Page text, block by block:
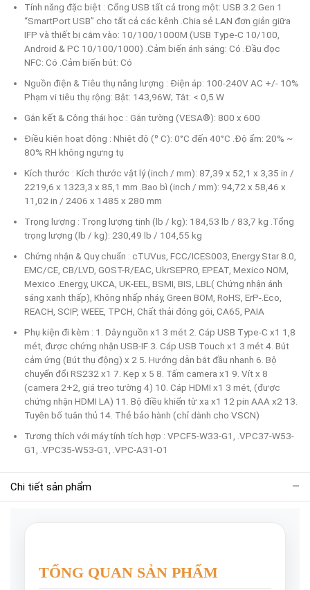
Tính năng đặc biệt : Cổng USB tất cả trong một: USB 3.2 Gen 1
“SmartPort USB” cho tất cả các kênh .Chia sẻ LAN đơn giản giữa
IFP và thiết bị cắm vào: 10/100/1000M (USB Type-C 10/100,
Android & PC 10/100/1000) .Cảm biến ánh sáng: Có .Đầu đọc
NFC: Có .Cảm biến bút: Có
Nguồn điện & Tiêu thụ năng lượng : Điện áp: 100-240V AC +/- 10%
Phạm vi tiêu thụ rộng: Bật: 143,96W; Tắt: < 0,5 W
Gắn kết & Công thái học : Gắn tường (VESA®): 800 x 600
Điều kiện hoạt động : Nhiệt độ (º C): 0°C đến 40°C .Độ ẩm: 20% ~
80% RH không ngưng tụ
Kích thước : Kích thước vật lý (inch / mm): 87,39 x 52,1 x 3,35 in /
2219,6 x 1323,3 x 85,1 mm .Bao bì (inch / mm): 94,72 x 58,46 x
11,02 in / 2406 x 1485 x 280 mm
Trọng lượng : Trọng lượng tịnh (lb / kg): 184,53 lb / 83,7 kg .Tổng
trọng lượng (lb / kg): 230,49 lb / 104,55 kg
Chứng nhận & Quy chuẩn : cTUVus, FCC/ICES003, Energy Star 8.0,
EMC/CE, CB/LVD, GOST-R/EAC, UkrSEPRO, EPEAT, Mexico NOM,
Mexico .Energy, UKCA, UK-EEL, BSMI, BIS, LBL( Chứng nhận ánh
sáng xanh thấp), Không nhấp nháy, Green BOM, RoHS, ErP-.Eco,
REACH, SCIP, WEEE, TPCH, Chất thải đóng gói, CA65, PAIA
Phụ kiện đi kèm : 1. Dây nguồn x1 3 mét 2. Cáp USB Type-C x1 1,8
mét, được chứng nhận USB-IF 3. Cáp USB Touch x1 3 mét 4. Bút
cảm ứng (Bút thụ động) x 2 5. Hướng dẫn bắt đầu nhanh 6. Bộ
chuyển đổi RS232 x1 7. Kẹp x 5 8. Tấm camera x1 9. Vít x 8
(camera 2+2, giá treo tường 4) 10. Cáp HDMI x1 3 mét, (được
chứng nhận HDMI LA) 11. Bộ điều khiển từ xa x1 12 pin AAA x2 13.
Tuyên bố tuân thủ 14. Thẻ bảo hành (chỉ dành cho VSCN)
Tương thích với máy tính tích hợp : VPCF5-W33-G1, .VPC37-W53-
G1, .VPC35-W53-G1, .VPC-A31-O1
Chi tiết sản phẩm
TỔNG QUAN SẢN PHẨM